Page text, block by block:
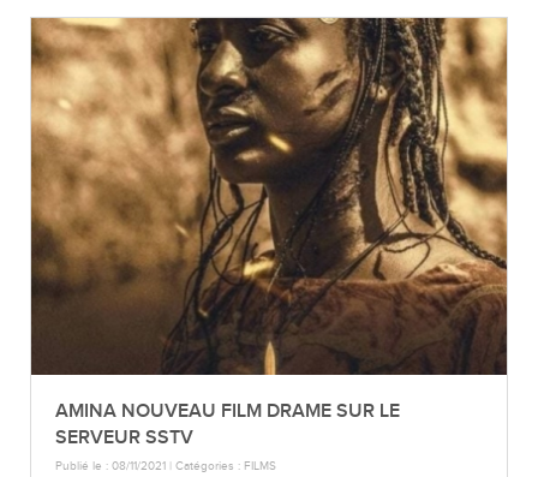
AMINA NOUVEAU FILM DRAME SUR LE
SERVEUR SSTV
Publié le : 08/11/2021 | Catégories : FILMS